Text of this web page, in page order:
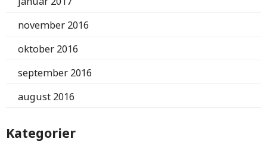
november 2016
oktober 2016
september 2016
august 2016
Kategorier